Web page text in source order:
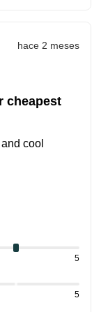
hace 2 meses
cheapest
cool
5
5